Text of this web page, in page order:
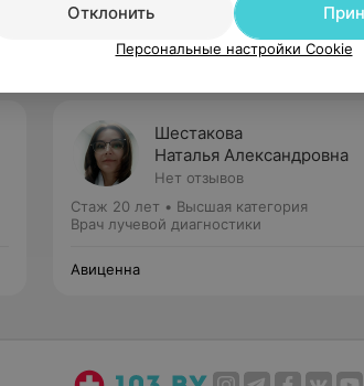
Шестакова
Наталья Александровна
Нет отзывов
Стаж 20 лет • Высшая категория
Врач лучевой диагностики
Авиценна
Отклонить
Персональные настройки Cookie